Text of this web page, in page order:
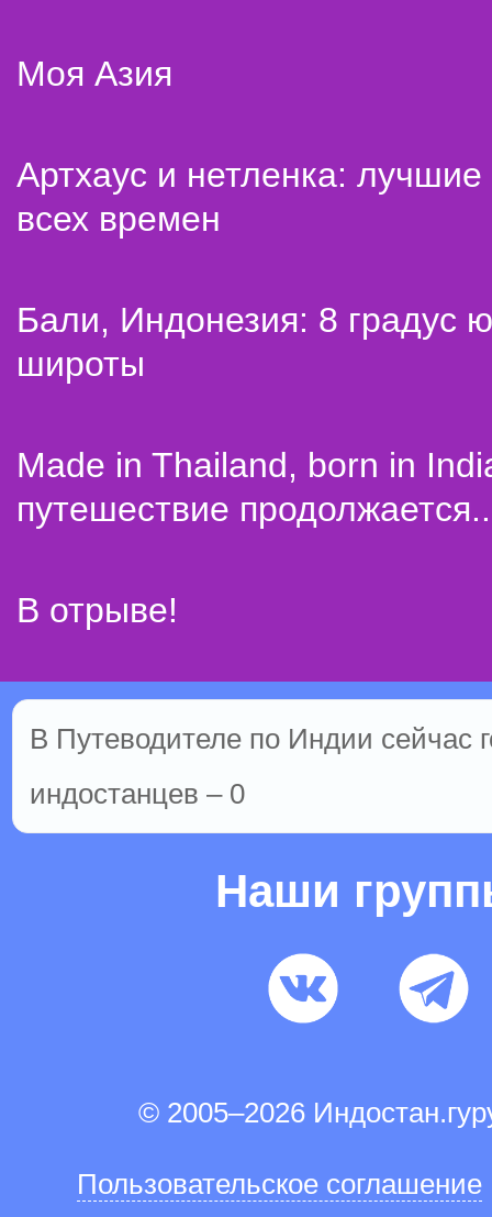
Моя Азия
Артхаус и нетленка:
всех времен
Бали, Индонезия: 8 градус
широты
Made in Thailand, born in
путешествие
В отрыве!
В Путеводителе по Индии сейчас
индостанцев – 0
Наши
© 2005–2026
Пользовательское соглашение